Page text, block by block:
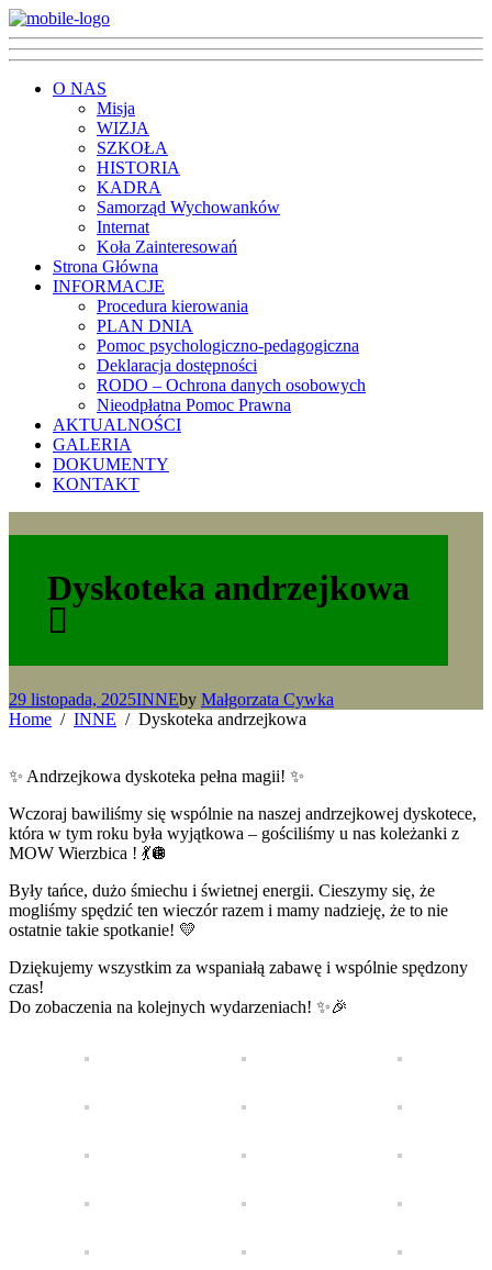
O NAS
Misja
WIZJA
SZKOŁA
HISTORIA
KADRA
Samorząd Wychowanków
Internat
Koła Zainteresowań
Strona Główna
INFORMACJE
Procedura kierowania
PLAN DNIA
Pomoc psychologiczno-pedagogiczna
Deklaracja dostępności
RODO – Ochrona danych osobowych
Nieodpłatna Pomoc Prawna
AKTUALNOŚCI
GALERIA
DOKUMENTY
KONTAKT
Dyskoteka andrzejkowa
29 listopada, 2025INNEby Małgorzata Cywka
Home
INNE Dyskoteka andrzejkowa
✨ Andrzejkowa dyskoteka pełna magii! ✨
Wczoraj bawiliśmy się wspólnie na naszej andrzejkowej dyskotece,
która w tym roku była wyjątkowa – gościliśmy u nas koleżanki z
MOW Wierzbica ! 💃🪩
Były tańce, dużo śmiechu i świetnej energii. Cieszymy się, że
mogliśmy spędzić ten wieczór razem i mamy nadzieję, że to nie
ostatnie takie spotkanie! 💛
Dziękujemy wszystkim za wspaniałą zabawę i wspólnie spędzony
czas!
Do zobaczenia na kolejnych wydarzeniach! ✨🎉